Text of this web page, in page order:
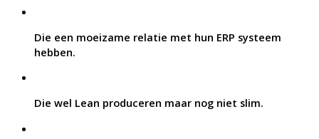
Die een moeizame relatie met hun ERP systeem
hebben.
Die wel Lean produceren maar nog niet slim.